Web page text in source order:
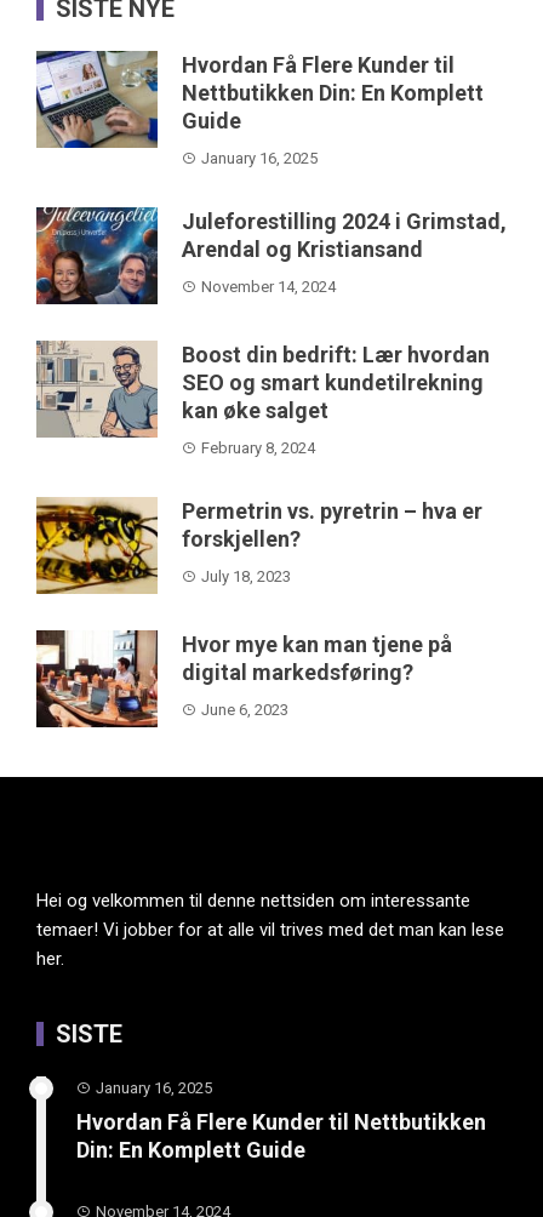
SISTE NYE
Hvordan Få Flere Kunder til
Nettbutikken Din: En Komplett
Guide
January 16, 2025
Juleforestilling 2024 i Grimstad,
Arendal og Kristiansand
November 14, 2024
Boost din bedrift: Lær hvordan
SEO og smart kundetilrekning
kan øke salget
February 8, 2024
Permetrin vs. pyretrin – hva er
forskjellen?
July 18, 2023
Hvor mye kan man tjene på
digital markedsføring?
June 6, 2023
Hei og velkommen til denne nettsiden om interessante
temaer! Vi jobber for at alle vil trives med det man kan lese
her.
SISTE
January 16, 2025
Hvordan Få Flere Kunder til Nettbutikken
Din: En Komplett Guide
November 14, 2024